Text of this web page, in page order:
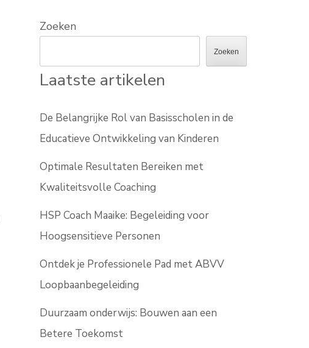
Zoeken
Zoeken
Laatste artikelen
De Belangrijke Rol van Basisscholen in de
Educatieve Ontwikkeling van Kinderen
Optimale Resultaten Bereiken met
Kwaliteitsvolle Coaching
HSP Coach Maaike: Begeleiding voor
Hoogsensitieve Personen
Ontdek je Professionele Pad met ABVV
Loopbaanbegeleiding
Duurzaam onderwijs: Bouwen aan een
Betere Toekomst